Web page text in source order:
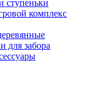
ступеньки
комплекс
для забора